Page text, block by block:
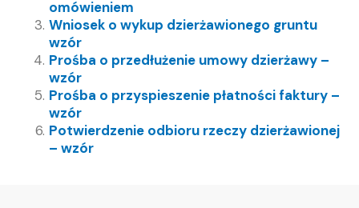
omówieniem
Wniosek o wykup dzierżawionego gruntu
wzór
Prośba o przedłużenie umowy dzierżawy –
wzór
Prośba o przyspieszenie płatności faktury –
wzór
Potwierdzenie odbioru rzeczy dzierżawionej
– wzór